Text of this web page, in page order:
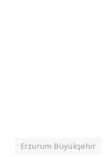
Erzurum Büyükşehir